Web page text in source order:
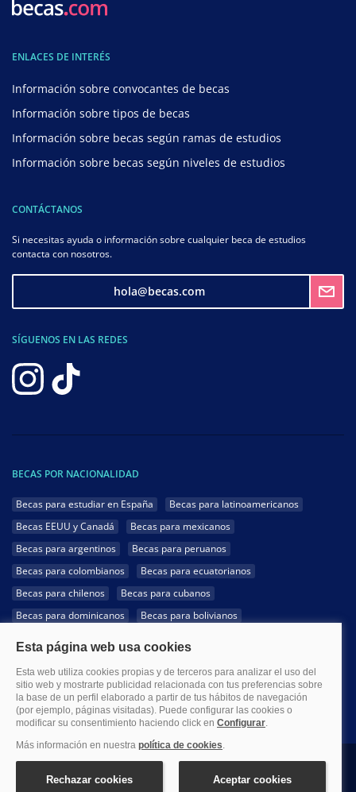
ENLACES DE INTERÉS
Información sobre convocantes de becas
Información sobre tipos de becas
Información sobre becas según ramas de estudios
Información sobre becas según niveles de estudios
CONTÁCTANOS
Si necesitas ayuda o información sobre cualquier beca de estudios
contacta con nosotros.
hola@becas.com
SÍGUENOS EN LAS REDES
BECAS POR NACIONALIDAD
Becas para estudiar en España
Becas para latinoamericanos
Becas EEUU y Canadá
Becas para mexicanos
Becas para argentinos
Becas para peruanos
Becas para colombianos
Becas para ecuatorianos
Becas para chilenos
Becas para cubanos
Becas para dominicanos
Becas para bolivianos
Becas para hondureños
Becas para paraguayos
Becas para uruguayos
Becas para salvadoreños
1999-2026 Becas.com @Todos los derechos reservados